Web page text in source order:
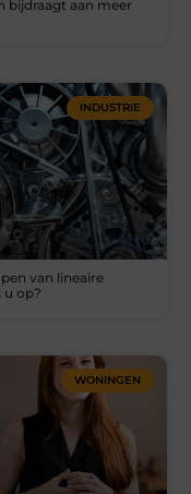
bijdraagt aan meer
INDUSTRIE
van lineaire
u op?
WONINGEN